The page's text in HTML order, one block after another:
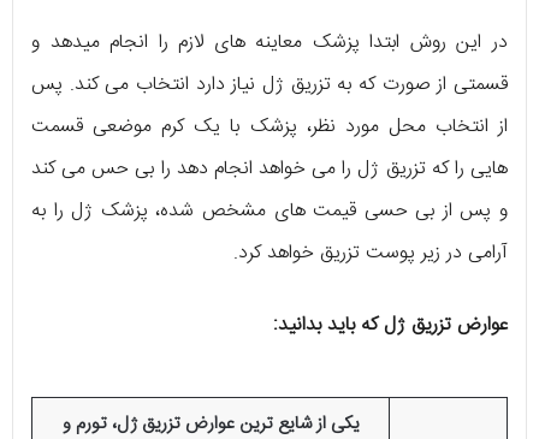
در این روش ابتدا پزشک معاینه های لازم را انجام میدهد و
قسمتی از صورت که به تزریق ژل نیاز دارد انتخاب می کند. پس
از انتخاب محل مورد نظر، پزشک با یک کرم موضعی قسمت
هایی را که تزریق ژل را می خواهد انجام دهد را بی حس می کند
و پس از بی حسی قیمت های مشخص شده، پزشک ژل را به
آرامی در زیر پوست تزریق خواهد کرد.
عوارض تزریق ژل که باید بدانید:
یکی از شایع ترین عوارض تزریق ژل، تورم و